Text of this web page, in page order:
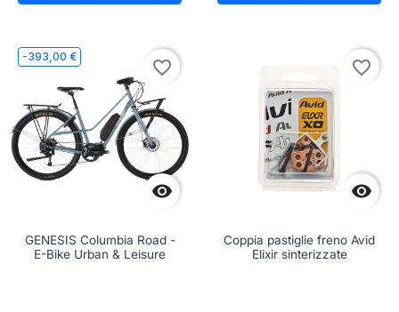
-393,00 €

favorite_border
GENESIS Columbia Road -
E-Bike Urban & Leisure

favorite_border
Coppia pastiglie freno Avid
Elixir sinterizzate